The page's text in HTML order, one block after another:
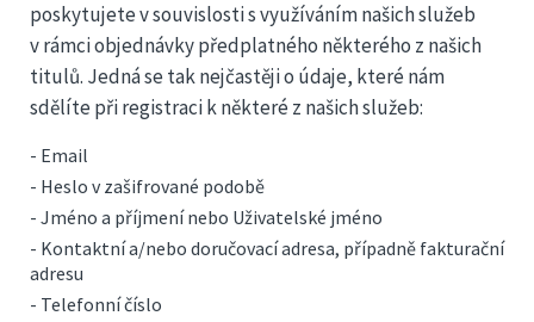
poskytujete v souvislosti s využíváním našich služeb
v rámci objednávky předplatného některého z našich
titulů. Jedná se tak nejčastěji o údaje, které nám
sdělíte při registraci k některé z našich služeb:
- Email
- Heslo v zašifrované podobě
- Jméno a příjmení nebo Uživatelské jméno
- Kontaktní a/nebo doručovací adresa, případně fakturační
adresu
- Telefonní číslo